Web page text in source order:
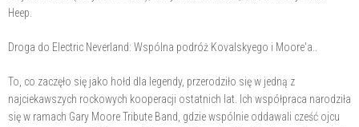
Heep.
Droga do Electric Neverland: Wspólna podróż Kovalskyego i Moore'a..
To, co zaczęło się jako hołd dla legendy, przerodziło się w jedną z
najciekawszych rockowych kooperacji ostatnich lat. Ich współpraca narodziła
się w ramach Gary Moore Tribute Band, gdzie wspólnie oddawali cześć ojcu